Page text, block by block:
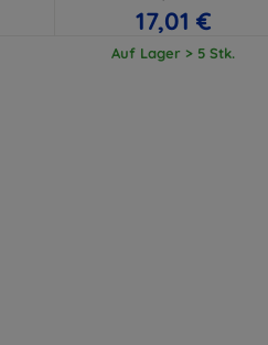
17,01 €
Auf Lager > 5 Stk.